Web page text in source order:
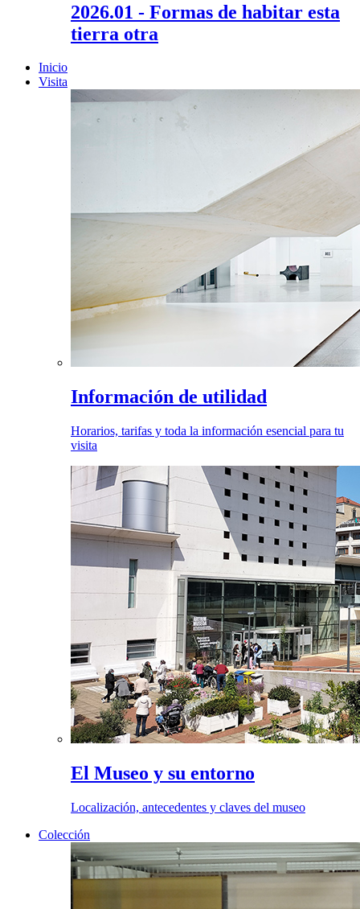
2026.01 - Formas de habitar esta
tierra otra
Inicio
Visita
Información de utilidad
Horarios, tarifas y toda la información esencial para tu
visita
El Museo y su entorno
Localización, antecedentes y claves del museo
Colección